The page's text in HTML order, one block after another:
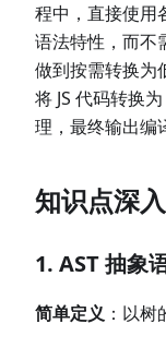
程中，直接使用
语法特性，而不
做到按需转换为
将 JS 代码转换为
理，最终输出编
知识点深入
1. AST 抽象
简单定义 ：以